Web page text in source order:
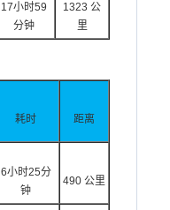
17小时59
分钟
1323 公
里
耗时 距离
6小时25分
钟
490 公里